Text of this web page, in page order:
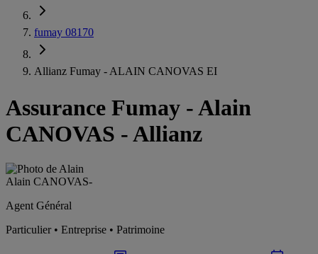
fumay 08170
Allianz Fumay - ALAIN CANOVAS EI
Assurance Fumay -Alain
CANOVAS - Allianz
Alain CANOVAS-
Agent Général
Particulier • Entreprise • Patrimoine